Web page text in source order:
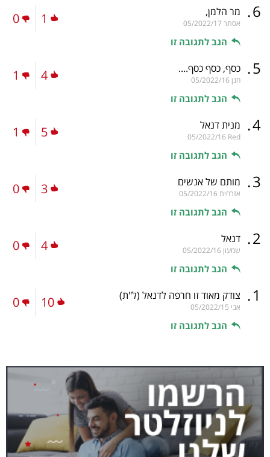
6
. מר הלמן,
אסתר 05/2022/17
הגב לתגובה זו
1
0
5
. כסף, כסף כסף....
חנן 05/2022/16
הגב לתגובה זו
4
1
4
. מנית דנאל
Red
05/2022/16
הגב לתגובה זו
5
1
3
. מותם של אנשים
אזרחית 05/2022/16
הגב לתגובה זו
3
0
2
. דנאל
שמעון 05/2022/16
הגב לתגובה זו
4
0
1
. צודק מאוד זו חרפה לדנאל (ל"ת)
אבי 05/2022/15
הגב לתגובה זו
10
0